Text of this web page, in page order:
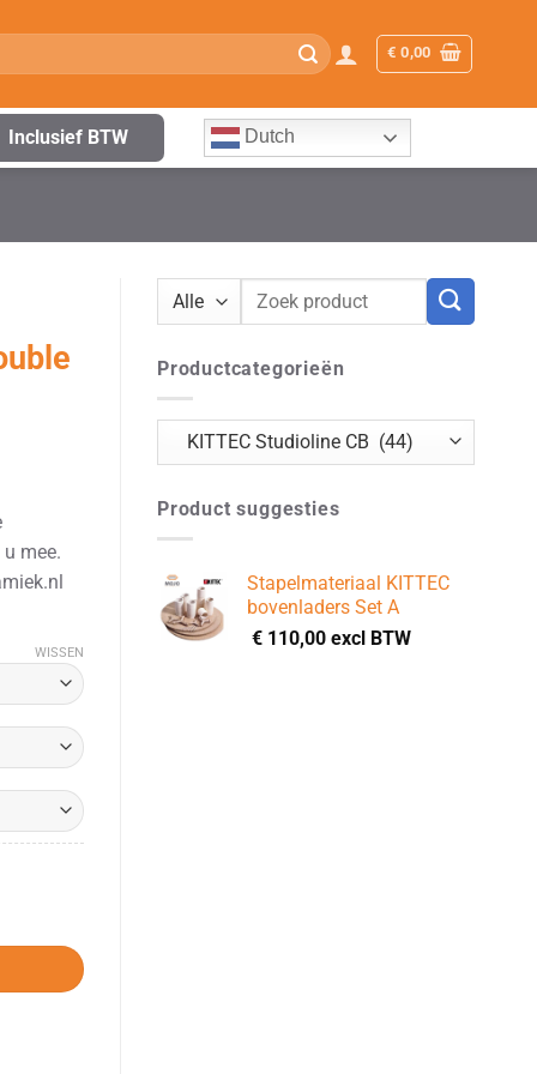
€ 0,00
Inclusief BTW Dutch
Zoeken
Productcategorieën
Product suggesties
Stapelmateriaal KITTEC
bovenladers Set A
€ 110,00 excl BTW
mee.
WISSEN